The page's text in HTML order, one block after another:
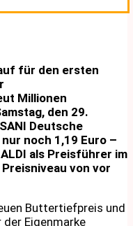
für den ersten
Millionen
den 29.
Deutsche
noch 1,19 Euro –
als Preisführer im
von vor
Buttertiefpreis und
Eigenmarke